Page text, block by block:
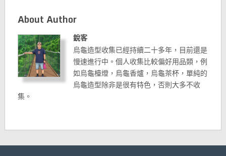
About Author
銳客
烏龜造型收集已經持續二十多年，目前還是
慢速進行中。個人收集比較偏好用品類，例
如烏龜檯燈，烏龜香爐，烏龜茶杯，單純的
烏龜造型除非是很有特色，否則大多不收
集。